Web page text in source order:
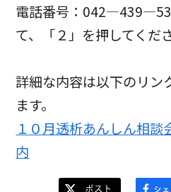
電話番号：
て、「２」を押してくだ
詳細な内容は以下のリン
ます。
１０月透析あんしん相
内